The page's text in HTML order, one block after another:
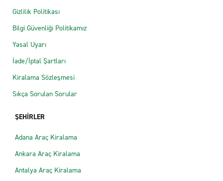
Gizlilik Politikası
Bilgi Güvenliği Politikamız
Yasal Uyarı
İade/İptal Şartları
Kiralama Sözleşmesi
Sıkça Sorulan Sorular
ŞEHİRLER
Adana Araç Kiralama
Ankara Araç Kiralama
Antalya Araç Kiralama